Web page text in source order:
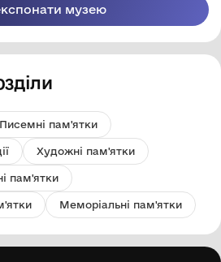
музею
Писемні пам'ятки
Художні пам'ятки
пам'ятки
Меморіальні пам'ятки